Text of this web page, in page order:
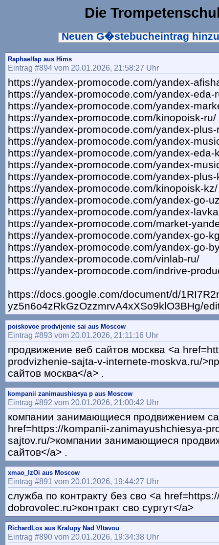
Die
Neuen G�stebucheintrag
Raphaelfap aus Hims
Eintrag #894 vom 20.01.2026, 21:58:27 Uhr
https://yandex-promocode.com/yandex-
https://yandex-promocode.com/yandex-eda-
https://yandex-promocode.com/yandex-
https://yandex-promocode.com/kinopoisk-ru/
https://yandex-promocode.com/yandex-plus-
https://yandex-promocode.com/yandex-
https://yandex-promocode.com/yandex-eda-
https://yandex-promocode.com/yandex-
https://yandex-promocode.com/yandex-plus-
https://yandex-promocode.com/kinopoisk-kz/
https://yandex-promocode.com/yandex-go-
https://yandex-promocode.com/yandex-
https://yandex-promocode.com/market-
https://yandex-promocode.com/yandex-go-
https://yandex-promocode.com/yandex-go-
https://yandex-promocode.com/vinlab-ru/
https://yandex-promocode.com/indrive-
https://docs.google.com/document/d/
yz5n6o4zRkGzOzzmrvA4xXSo9klO3BHg/
poiskovoe prodvijenie sai aus Moscow
Eintrag #893 vom 20.01.2026, 21:11:16 Uhr
продвижение веб сайтов москва <a
prodvizhenie-sajta-v-internete-moskva.ru/
сайтов москва</a> .
kompanii zanimaushiesya p aus Moscow
Eintrag #892 vom 20.01.2026, 21:00:42 Uhr
компании занимающиеся продвижением
href=https://kompanii-zanimayushchiesya-
sajtov.ru/>компании занимающиеся
сайтов</a> .
xmao_lzOi aus Moscow
Eintrag #891 vom 20.01.2026, 19:44:27 Uhr
служба по контракту без сво <a
dobrovolec.ru>контракт сво сургут</a>
RichardLox aus Kralupy Nad Vltavou
Eintrag #890 vom 20.01.2026, 19:34:38 Uhr